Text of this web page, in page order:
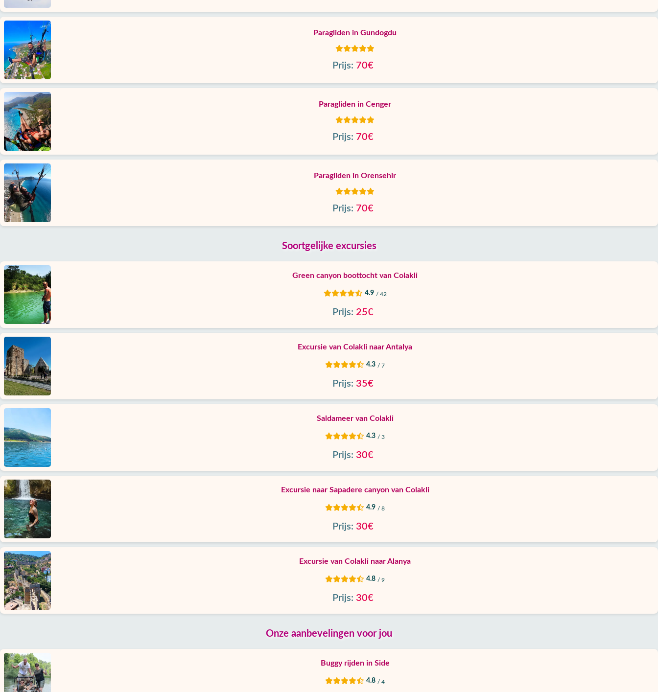
Paragliden in Gundogdu
Prijs: 70€
Paragliden in Cenger
Prijs: 70€
Paragliden in Orensehir
Prijs: 70€
Soortgelijke excursies
Green canyon boottocht van Colakli
4.9 / 42
Prijs: 25€
Excursie van Colakli naar Antalya
4.3 / 7
Prijs: 35€
Saldameer van Colakli
4.3 / 3
Prijs: 30€
Excursie naar Sapadere canyon van Colakli
4.9 / 8
Prijs: 30€
Excursie van Colakli naar Alanya
4.8 / 9
Prijs: 30€
Onze aanbevelingen voor jou
Buggy rijden in Side
4.8 / 4